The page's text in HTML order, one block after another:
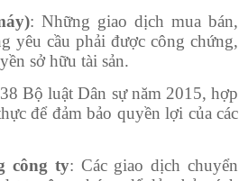
: Những giao dịch mua bán,
yêu cầu phải được công chứng,
sở hữu tài sản.
Bộ luật Dân sự năm 2015, hợp
để đảm bảo quyền lợi của các
công ty: Các giao dịch chuyển